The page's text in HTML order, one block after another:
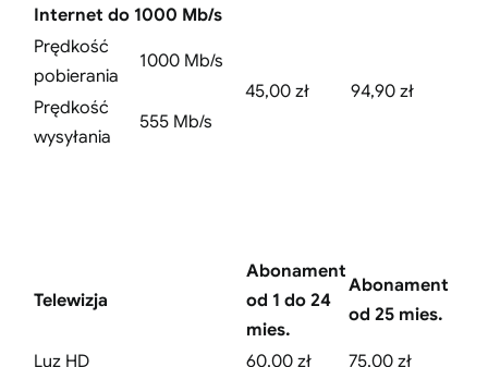
Internet do 1000 Mb/s
Prędkość
pobierania
1000 Mb/s
45,00 zł
94,90 zł
Prędkość
wysyłania
555 Mb/s
Telewizja
Abonament
od 1 do 24
mies.
Abonament
od 25 mies.
Luz HD 60,00 zł
75,00 zł